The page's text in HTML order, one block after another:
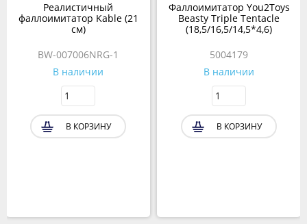
Реалистичный
фаллоимитатор Kable (21
см)
BW-007006NRG-1
В наличии
В КОРЗИНУ
Фаллоимитатор You2Toys
Beasty Triple Tentacle
(18,5/16,5/14,5*4,6)
5004179
В наличии
В КОРЗИНУ